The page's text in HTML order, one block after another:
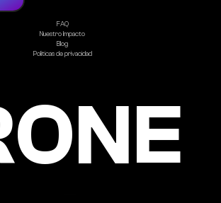
FAQ
Nuestro Impacto
Blog
Politicas de privacidad